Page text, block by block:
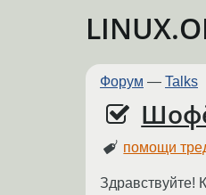
Форум — Talks
помощи
Здравствуйте!